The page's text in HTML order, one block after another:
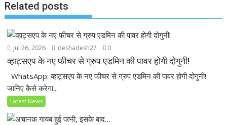
Related posts
Jul 26, 2026 deshadesh27 0
व्हाट्सएप के नए फीचर से ग्रुप एडमिन की पावर होगी दोगुनी!
WhatsApp: व्हाट्सएप के नए फीचर से ग्रुप एडमिन की पावर होगी दोगुनी!
जानिए कैसे करेगा...
Latest News